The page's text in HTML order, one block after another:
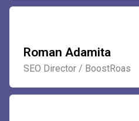
Roman Adamita
SEO Director / BoostRoas